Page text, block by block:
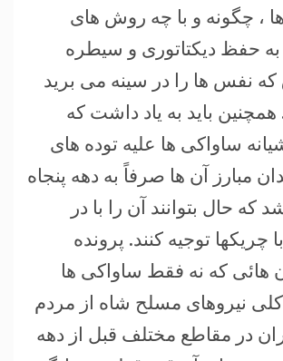
، چگونه و با چه روش های
به حفظ دیکتاتوری و سیطره
که نفس ها را در سینه می برید
همچنین باید به یاد داشت که
ساواکی ها علیه توده های
مبارز آن ها صرفاً به دهه پنجاه
حال بتوانند آن را با در
چریکها توجیه کنند. پرونده
هائی که نه فقط ساواکی ها
نیروهای مسلح شاه از مردم
در مقاطع مختلف قبل از دهه